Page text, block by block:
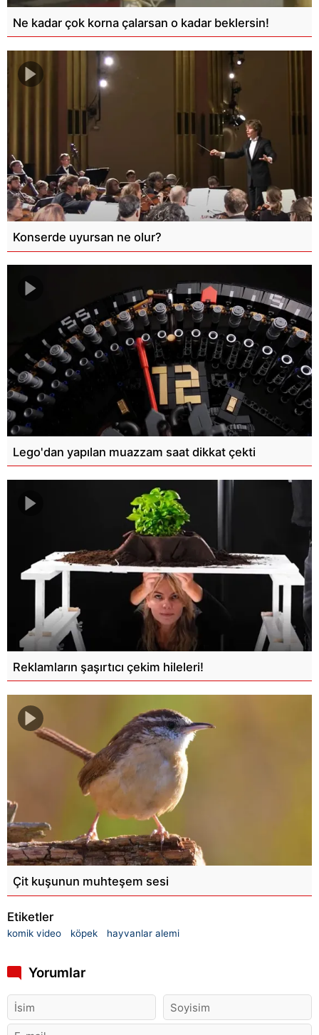
Ne kadar çok korna çalarsan o kadar beklersin!
Konserde uyursan ne olur?
Lego'dan yapılan muazzam saat dikkat çekti
Reklamların şaşırtıcı çekim hileleri!
Çit kuşunun muhteşem sesi
Etiketler
komik video köpek hayvanlar alemi
Yorumlar